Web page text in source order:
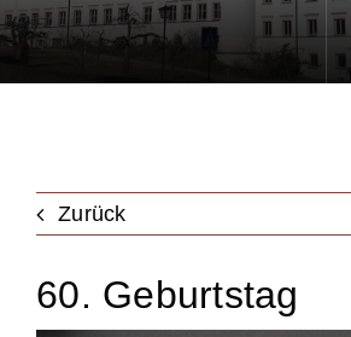
Schule & Unterricht
Unterstützung
Kontakt & Anfahrt
Zurück
60. Geburtstag